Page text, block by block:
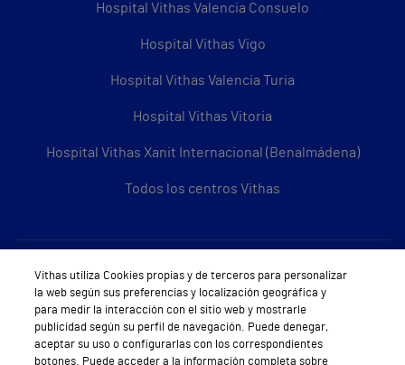
Hospital Vithas Valencia Consuelo
Hospital Vithas Vigo
Hospital Vithas Valencia Turia
Hospital Vithas Vitoria
Hospital Vithas Xanit Internacional (Benalmádena)
Todos los centros Vithas
Sobre Vithas
Quiénes somos
Trabajar en Vithas
Vithas utiliza Cookies propias y de terceros para personalizar
la web según sus preferencias y localización geográfica y
para medir la interacción con el sitio web y mostrarle
publicidad según su perfil de navegación. Puede denegar,
aceptar su uso o configurarlas con los correspondientes
botones. Puede acceder a la información completa sobre